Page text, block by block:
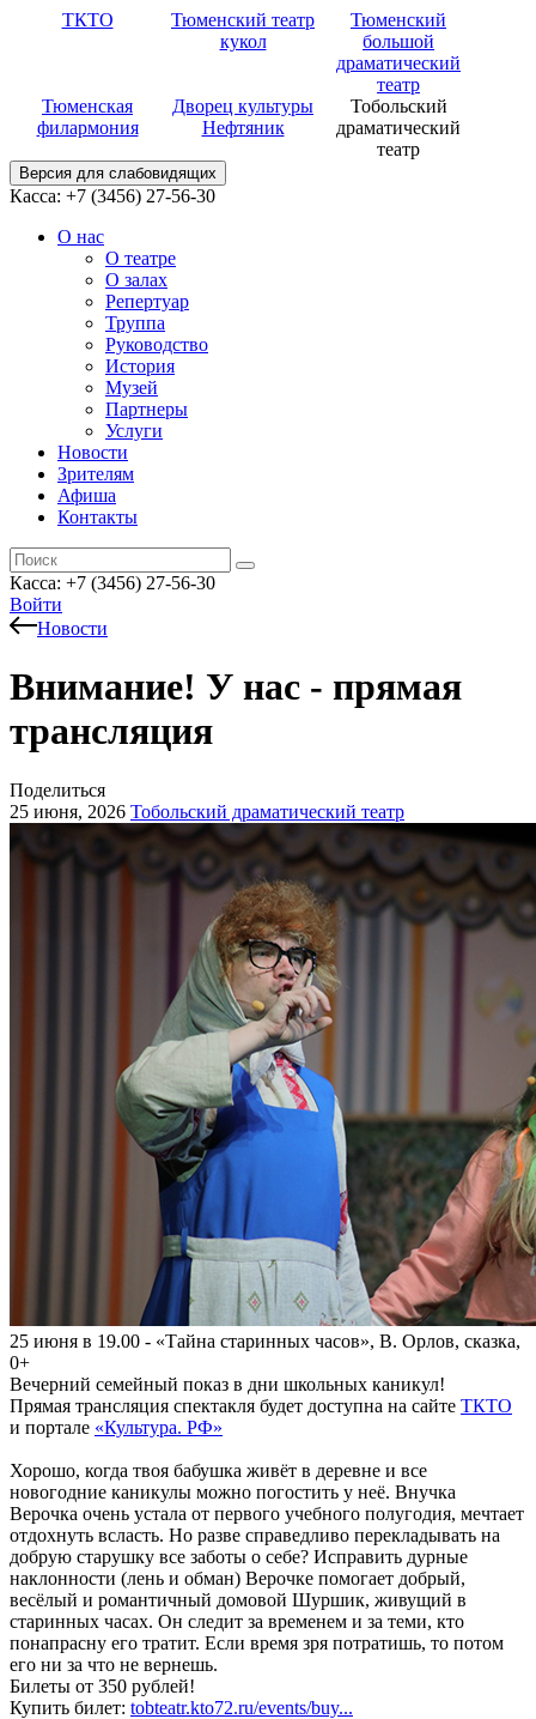
ТКТО
Тюменский театр
кукол
Тюменский
большой
драматический
театр
Тюменская
филармония
Дворец культуры
Нефтяник
Тобольский
драматический
театр
Версия для слабовидящих
Касса: +7 (3456) 27-56-30
О нас
О театре
О залах
Репертуар
Труппа
Руководство
История
Музей
Партнеры
Услуги
Новости
Зрителям
Афиша
Контакты
Касса: +7 (3456) 27-56-30
Войти
Новости
Внимание! У нас - прямая
трансляция
Поделиться
25 июня, 2026 Тобольский драматический театр
25 июня в 19.00 - «Тайна старинных часов», В. Орлов, сказка,
0+
Вечерний семейный показ в дни школьных каникул!
Прямая трансляция спектакля будет доступна на сайте ТКТО
и портале «Культура. РФ»
Хорошо, когда твоя бабушка живёт в деревне и все
новогодние каникулы можно погостить у неё. Внучка
Верочка очень устала от первого учебного полугодия, мечтает
отдохнуть всласть. Но разве справедливо перекладывать на
добрую старушку все заботы о себе? Исправить дурные
наклонности (лень и обман) Верочке помогает добрый,
весёлый и романтичный домовой Шуршик, живущий в
старинных часах. Он следит за временем и за теми, кто
понапрасну его тратит. Если время зря потратишь, то потом
его ни за что не вернешь.
Билеты от 350 рублей!
Купить билет: tobteatr.kto72.ru/events/buy...